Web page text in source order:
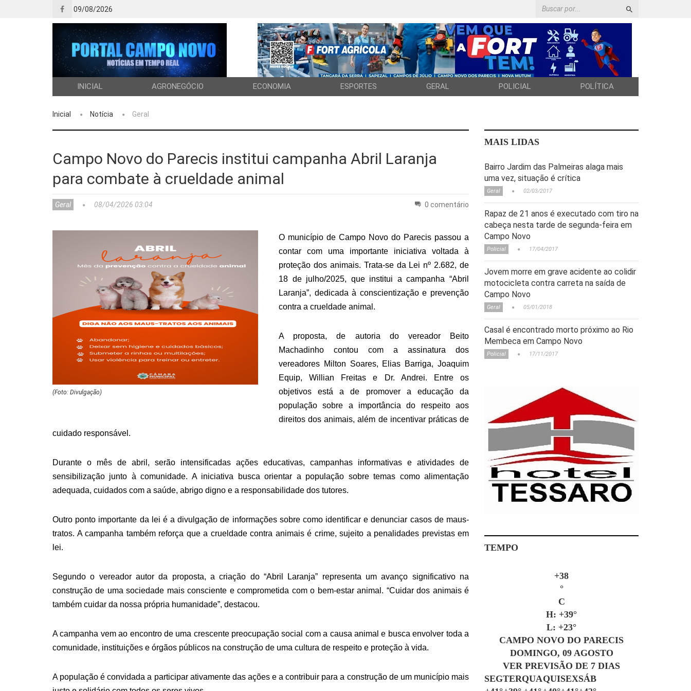
09/08/2026
INICIAL AGRONEGÓCIO ECONOMIA ESPORTES GERAL POLICIAL POLÍTICA
Inicial Notícia Geral
Campo Novo do Parecis institui campanha Abril Laranja
para combate à crueldade animal
Geral 08/04/2026 03:04 0 comentário
(Foto: Divulgação)
O município de Campo Novo do Parecis passou a
contar com uma importante iniciativa voltada à
proteção dos animais. Trata-se da Lei nº 2.682, de
18 de julho/2025, que institui a campanha “Abril
Laranja”, dedicada à conscientização e prevenção
contra a crueldade animal.
A proposta, de autoria do vereador Beito
Machadinho contou com a assinatura dos
vereadores Milton Soares, Elias Barriga, Joaquim
Equip, Willian Freitas e Dr. Andrei. Entre os
objetivos está a de promover a educação da
população sobre a importância do respeito aos
direitos dos animais, além de incentivar práticas de
cuidado responsável.
Durante o mês de abril, serão intensificadas ações educativas, campanhas informativas e atividades de
sensibilização junto à comunidade. A iniciativa busca orientar a população sobre temas como alimentação
adequada, cuidados com a saúde, abrigo digno e a responsabilidade dos tutores.
Outro ponto importante da lei é a divulgação de informações sobre como identificar e denunciar casos de maus-
tratos. A campanha também reforça que a crueldade contra animais é crime, sujeito a penalidades previstas em
lei.
Segundo o vereador autor da proposta, a criação do “Abril Laranja” representa um avanço significativo na
construção de uma sociedade mais consciente e comprometida com o bem-estar animal. “Cuidar dos animais é
também cuidar da nossa própria humanidade”, destacou.
A campanha vem ao encontro de uma crescente preocupação social com a causa animal e busca envolver toda a
comunidade, instituições e órgãos públicos na construção de uma cultura de respeito e proteção à vida.
A população é convidada a participar ativamente das ações e a contribuir para a construção de um município mais
MAIS LIDAS
Bairro Jardim das Palmeiras alaga mais
uma vez, situação é crítica
Geral 02/03/2017
Rapaz de 21 anos é executado com tiro na
cabeça nesta tarde de segunda-feira em
Campo Novo
Policial 17/04/2017
Jovem morre em grave acidente ao colidir
motocicleta contra carreta na saída de
Campo Novo
Geral 05/01/2018
Casal é encontrado morto próximo ao Rio
Membeca em Campo Novo
Policial 17/11/2017
TEMPO
+38
°
C
H: +39°
L: +23°
CAMPO NOVO DO PARECIS
DOMINGO, 09 AGOSTO
VER PREVISÃO DE 7 DIAS
SEGTERQUAQUISEXSÁB